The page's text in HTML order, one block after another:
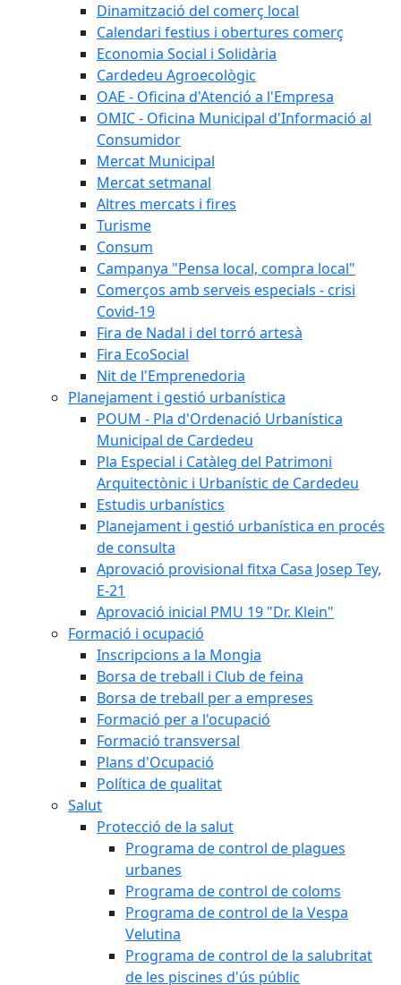
Dinamització del comerç local
Calendari festius i obertures comerç
Economia Social i Solidària
Cardedeu Agroecològic
OAE - Oficina d'Atenció a l'Empresa
OMIC - Oficina Municipal d'Informació al
Consumidor
Mercat Municipal
Mercat setmanal
Altres mercats i fires
Turisme
Consum
Campanya "Pensa local, compra local"
Comerços amb serveis especials - crisi
Covid-19
Fira de Nadal i del torró artesà
Fira EcoSocial
Nit de l'Emprenedoria
Planejament i gestió urbanística
POUM - Pla d'Ordenació Urbanística
Municipal de Cardedeu
Pla Especial i Catàleg del Patrimoni
Arquitectònic i Urbanístic de Cardedeu
Estudis urbanístics
Planejament i gestió urbanística en procés
de consulta
Aprovació provisional fitxa Casa Josep Tey,
E-21
Aprovació inicial PMU 19 "Dr. Klein"
Formació i ocupació
Inscripcions a la Mongia
Borsa de treball i Club de feina
Borsa de treball per a empreses
Formació per a l'ocupació
Formació transversal
Plans d'Ocupació
Política de qualitat
Salut
Protecció de la salut
Programa de control de plagues
urbanes
Programa de control de coloms
Programa de control de la Vespa
Velutina
Programa de control de la salubritat
de les piscines d'ús públic